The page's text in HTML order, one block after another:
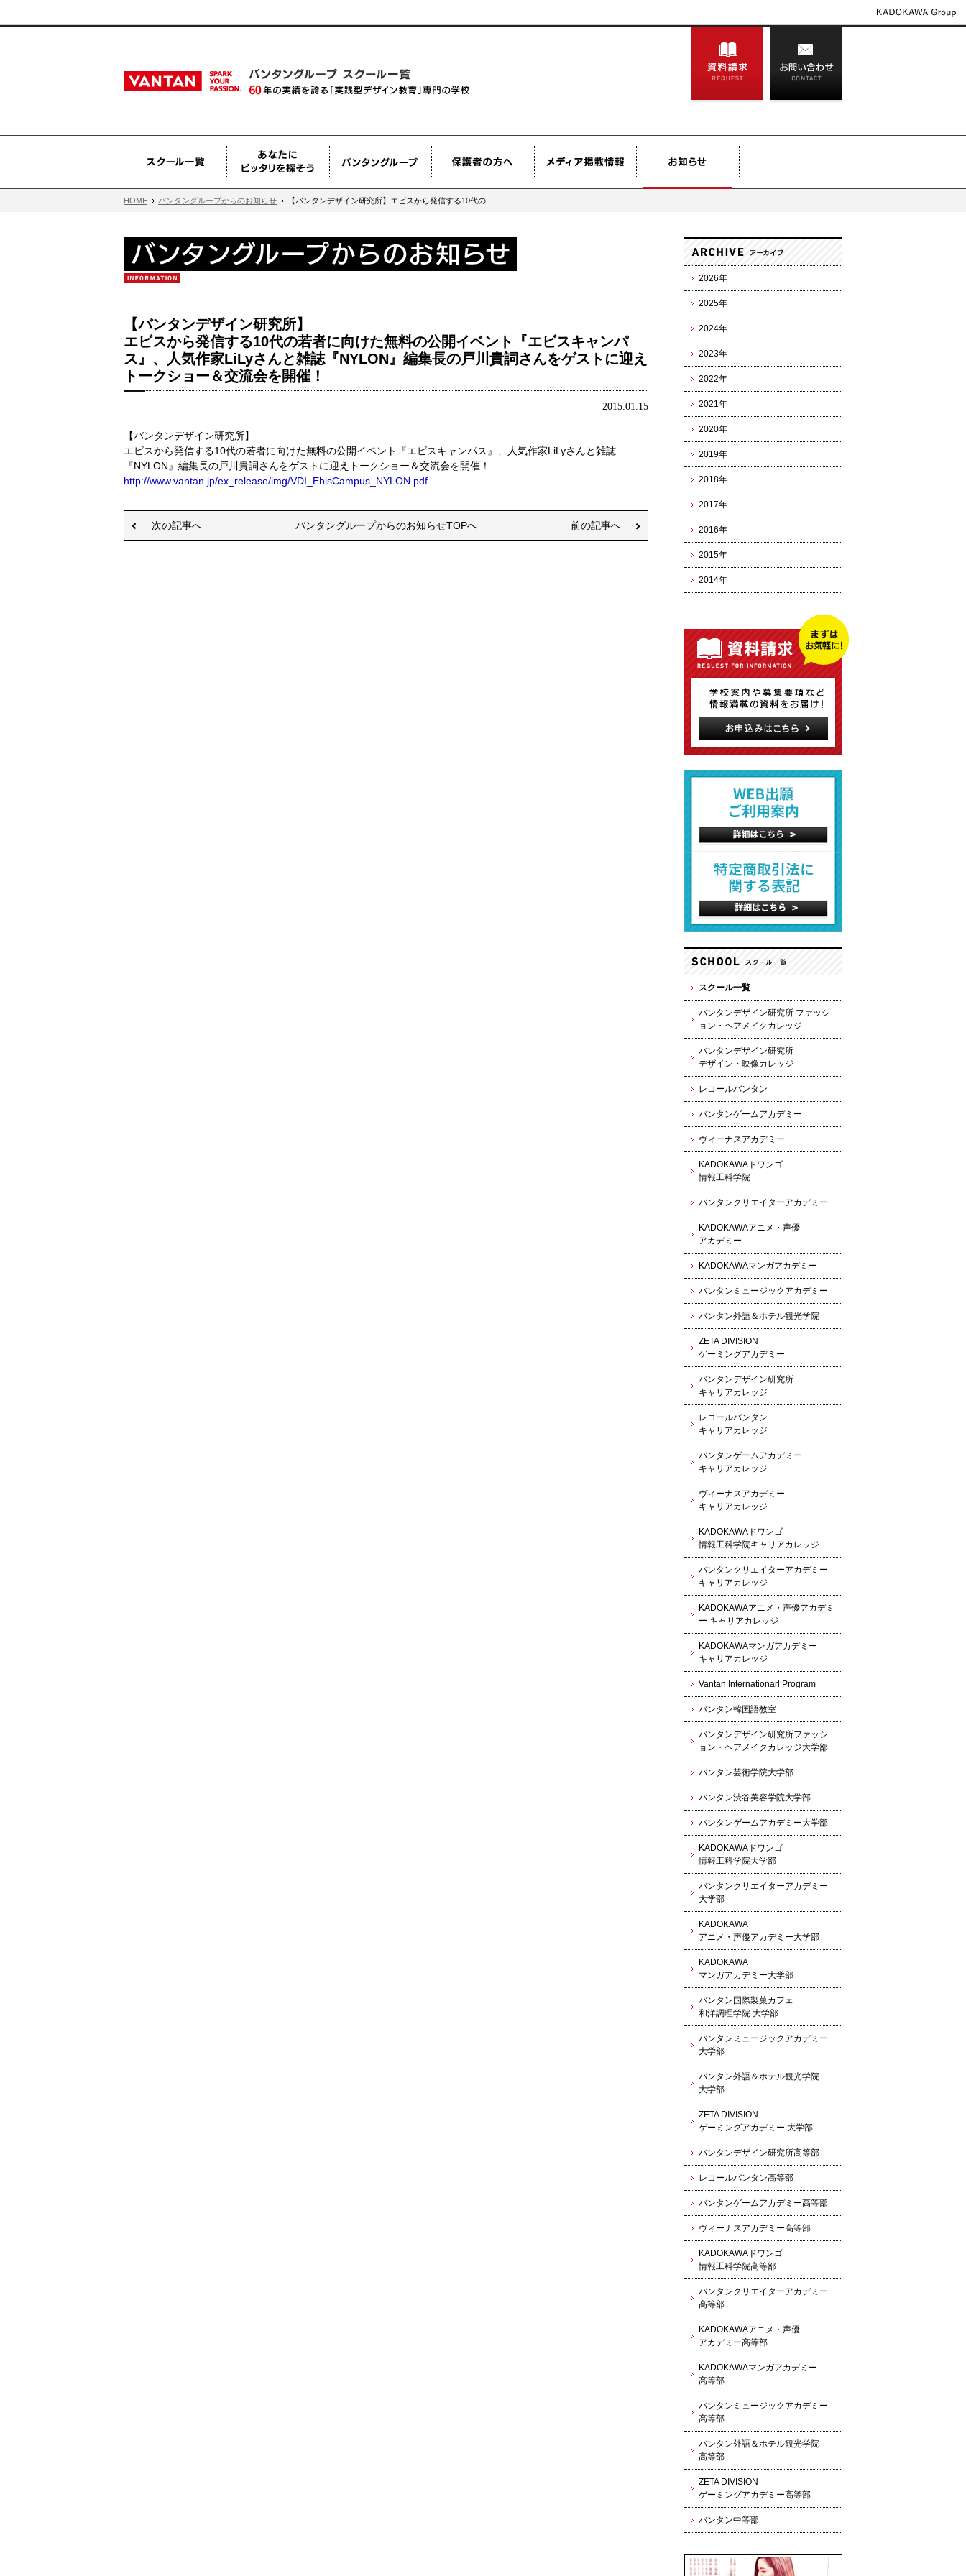
HOME バンタングループからのお知らせ 【バンタンデザイン研究所】エビスから発信する10代の ...
【バンタンデザイン研究所】
エビスから発信する10代の若者に向けた無料の公開イベント『エビスキャンパ
ス』、人気作家LiLyさんと雑誌『NYLON』編集長の戸川貴詞さんをゲストに迎え
トークショー＆交流会を開催！
2015.01.15
【バンタンデザイン研究所】
エビスから発信する10代の若者に向けた無料の公開イベント『エビスキャンパス』、人気作家LiLyさんと雑誌
『NYLON』編集長の戸川貴詞さんをゲストに迎えトークショー＆交流会を開催！
http://www.vantan.jp/ex_release/img/VDI_EbisCampus_NYLON.pdf
次の記事へ バンタングループからのお知らせTOPへ 前の記事へ
2026年
2025年
2024年
2023年
2022年
2021年
2020年
2019年
2018年
2017年
2016年
2015年
2014年
スクール一覧
バンタンデザイン研究所 ファッシ
ョン・ヘアメイクカレッジ
バンタンデザイン研究所
デザイン・映像カレッジ
レコールバンタン
バンタンゲームアカデミー
ヴィーナスアカデミー
KADOKAWAドワンゴ
情報工科学院
バンタンクリエイターアカデミー
KADOKAWAアニメ・声優
アカデミー
KADOKAWAマンガアカデミー
バンタンミュージックアカデミー
バンタン外語＆ホテル観光学院
ZETA DIVISION
ゲーミングアカデミー
バンタンデザイン研究所
キャリアカレッジ
レコールバンタン
キャリアカレッジ
バンタンゲームアカデミー
キャリアカレッジ
ヴィーナスアカデミー
キャリアカレッジ
KADOKAWAドワンゴ
情報工科学院キャリアカレッジ
バンタンクリエイターアカデミー
キャリアカレッジ
KADOKAWAアニメ・声優アカデミ
ー キャリアカレッジ
KADOKAWAマンガアカデミー
キャリアカレッジ
Vantan Internationarl Program
バンタン韓国語教室
バンタンデザイン研究所ファッシ
ョン・ヘアメイクカレッジ大学部
バンタン芸術学院大学部
バンタン渋谷美容学院大学部
バンタンゲームアカデミー大学部
KADOKAWAドワンゴ
情報工科学院大学部
バンタンクリエイターアカデミー
大学部
KADOKAWA
アニメ・声優アカデミー大学部
KADOKAWA
マンガアカデミー大学部
バンタン国際製菓カフェ
和洋調理学院 大学部
バンタンミュージックアカデミー
大学部
バンタン外語＆ホテル観光学院
大学部
ZETA DIVISION
ゲーミングアカデミー 大学部
バンタンデザイン研究所高等部
レコールバンタン高等部
バンタンゲームアカデミー高等部
ヴィーナスアカデミー高等部
KADOKAWAドワンゴ
情報工科学院高等部
バンタンクリエイターアカデミー
高等部
KADOKAWAアニメ・声優
アカデミー高等部
KADOKAWAマンガアカデミー
高等部
バンタンミュージックアカデミー
高等部
バンタン外語＆ホテル観光学院
高等部
ZETA DIVISION
ゲーミングアカデミー高等部
バンタン中等部